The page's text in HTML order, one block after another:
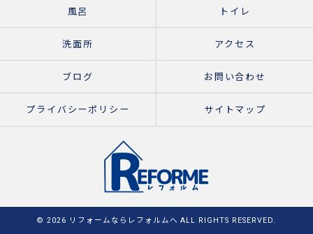
風呂 トイレ
洗面所 アクセス
ブログ お問い合わせ
プライバシーポリシー サイトマップ
© 2026 リフォームならレフォルムへ ALL RIGHTS RESERVED.